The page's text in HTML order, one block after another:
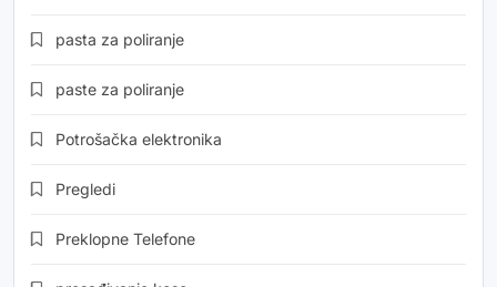
pasta za poliranje
paste za poliranje
Potrošačka elektronika
Pregledi
Preklopne Telefone